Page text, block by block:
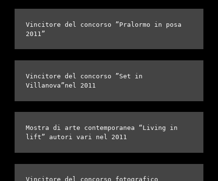
Vincitore del concorso ”Pralormo in posa
2011”
Vincitore del concorso ”Set in
Villanova”nel 2011
Mostra di arte contemporanea “Living in
lift” autori vari nel 2011
Vincitore del concorso fotografico